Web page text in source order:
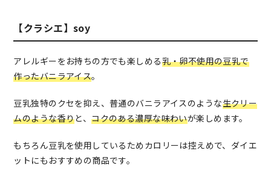
【クラシエ】soy
アレルギーをお持ちの方でも楽しめる乳・卵不使用の豆乳で
作ったバニラアイス。
豆乳独特のクセを抑え、普通のバニラアイスのような生クリー
ムのような香りと、コクのある濃厚な味わいが楽しめます。
もちろん豆乳を使用しているためカロリーは控えめで、ダイエ
ットにもおすすめの商品です。